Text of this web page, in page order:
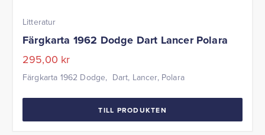
Litteratur
Färgkarta 1962 Dodge Dart Lancer Polara
295,00 kr
Färgkarta 1962 Dodge, Dart, Lancer, Polara
TILL PRODUKTEN